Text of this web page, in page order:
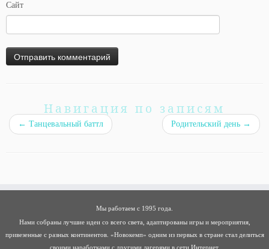
Сайт
Навигация по записям
← Танцевальный баттл Родительский день →
Мы работаем с 1995 года.
Нами собраны лучшие идеи со всего света, адаптированы игры и мероприятия,
привезенные с разных континентов. «Новокемп» одним из первых в стране стал делиться
своими наработками с другими лагерями в сети Интернет.